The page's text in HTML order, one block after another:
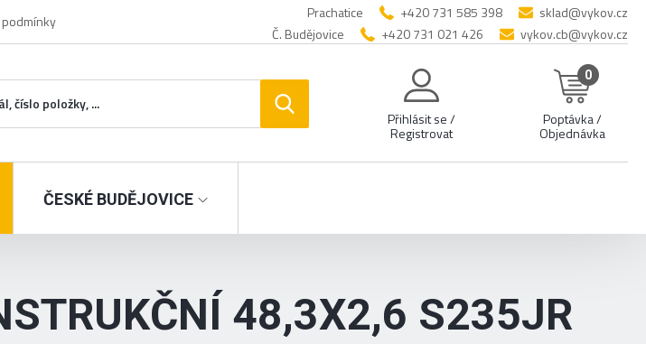
Prachatice +420 731 585 398
sklad@vykov.cz
Č. Budějovice
+420 731 021 426 vykov.cb@vykov.cz
Přihlásit se /
Registrovat
0
Poptávka /
Objednávka
ČESKÉ BUDĚJOVICE
48,3X2,6 S235JR